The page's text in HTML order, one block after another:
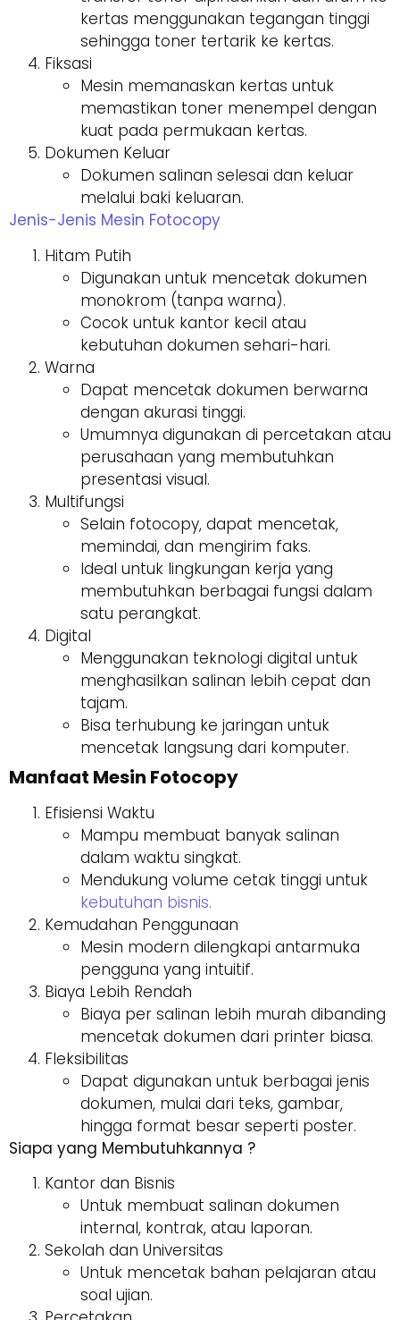
kertas menggunakan tegangan tinggi
sehingga toner tertarik ke kertas.
Fiksasi
Mesin memanaskan kertas untuk
memastikan toner menempel dengan
kuat pada permukaan kertas.
Dokumen Keluar
Dokumen salinan selesai dan keluar
melalui baki keluaran.
Jenis-Jenis Mesin Fotocopy
Hitam Putih
Digunakan untuk mencetak dokumen
monokrom (tanpa warna).
Cocok untuk kantor kecil atau
kebutuhan dokumen sehari-hari.
Warna
Dapat mencetak dokumen berwarna
dengan akurasi tinggi.
Umumnya digunakan di percetakan atau
perusahaan yang membutuhkan
presentasi visual.
Multifungsi
Selain fotocopy, dapat mencetak,
memindai, dan mengirim faks.
Ideal untuk lingkungan kerja yang
membutuhkan berbagai fungsi dalam
satu perangkat.
Digital
Menggunakan teknologi digital untuk
menghasilkan salinan lebih cepat dan
tajam.
Bisa terhubung ke jaringan untuk
mencetak langsung dari komputer.
Manfaat Mesin Fotocopy
Efisiensi Waktu
Mampu membuat banyak salinan
dalam waktu singkat.
Mendukung volume cetak tinggi untuk
kebutuhan bisnis.
Kemudahan Penggunaan
Mesin modern dilengkapi antarmuka
pengguna yang intuitif.
Biaya Lebih Rendah
Biaya per salinan lebih murah dibanding
mencetak dokumen dari printer biasa.
Fleksibilitas
Dapat digunakan untuk berbagai jenis
dokumen, mulai dari teks, gambar,
hingga format besar seperti poster.
Siapa yang Membutuhkannya ?
Kantor dan Bisnis
Untuk membuat salinan dokumen
internal, kontrak, atau laporan.
Sekolah dan Universitas
Untuk mencetak bahan pelajaran atau
soal ujian.